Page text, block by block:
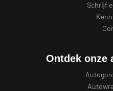
Schrijf
Ontdek onze